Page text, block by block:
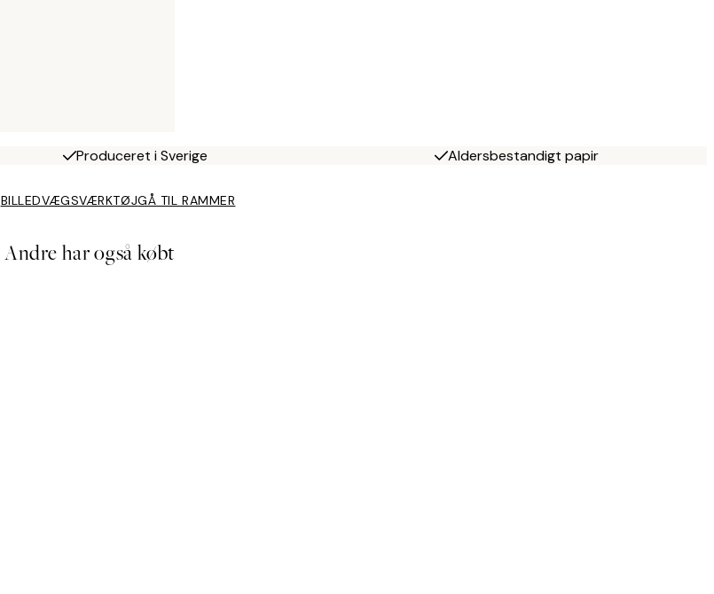
Produceret i Sverige Aldersbestandigt papir
BILLEDVÆGSVÆRKTØJGÅ TIL RAMMER
Andre har også købt